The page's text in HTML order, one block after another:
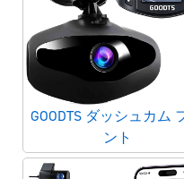
GOODTS ダッシュカム
ント